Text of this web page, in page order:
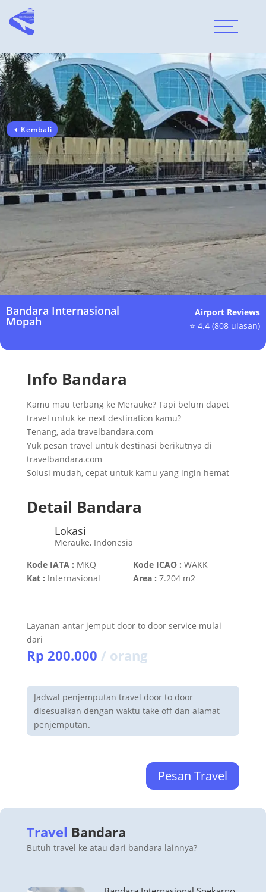
Kembali
Bandara Internasional
Mopah
Airport Reviews
⭐ 4.4 (808 ulasan)
Info Bandara
Kamu mau terbang ke Merauke? Tapi belum dapet
travel untuk ke next destination kamu?
Tenang, ada travelbandara.com
Yuk pesan travel untuk destinasi berikutnya di
travelbandara.com
Solusi mudah, cepat untuk kamu yang ingin hemat
Detail Bandara
Lokasi
Merauke, Indonesia
Kode IATA : MKQ
Kat : Internasional
Kode ICAO : WAKK
Area : 7.204 m2
Layanan antar jemput door to door service mulai
dari
Rp 200.000 / orang
Jadwal penjemputan travel door to door
disesuaikan dengan waktu take off dan alamat
penjemputan.
Pesan Travel
Travel Bandara
Butuh travel ke atau dari bandara lainnya?